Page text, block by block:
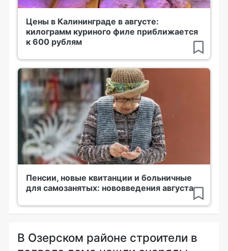
Цены в Калининграде в августе:
килограмм куриного филе приближается
к 600 рублям
Пенсии, новые квитанции и больничные
для самозанятых: нововведения августа
В Озерском районе строители в